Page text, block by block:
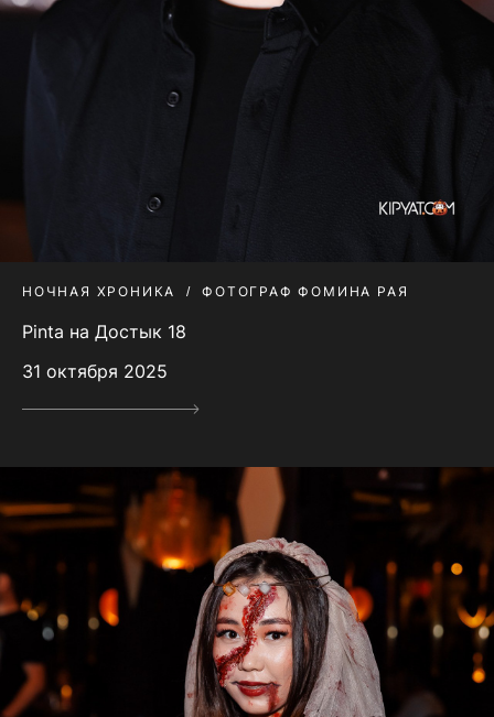
НОЧНАЯ ХРОНИКА ФОТОГРАФ ФОМИНА РАЯ
Pinta на Достык 18
31 октября 2025